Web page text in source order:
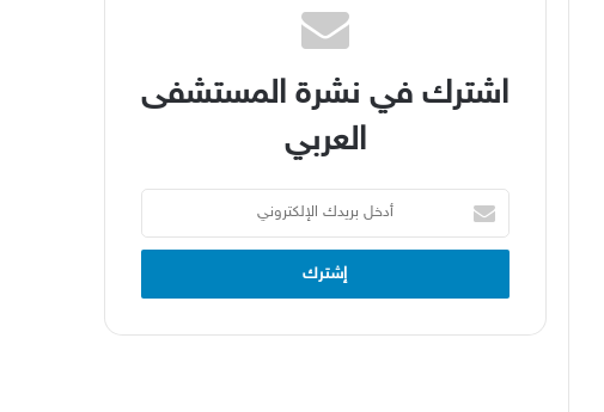
اشترك في نشرة المستشفى
العربي
بريدك
الإلكتروني